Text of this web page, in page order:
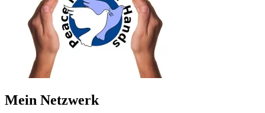
Mein Netzwerk